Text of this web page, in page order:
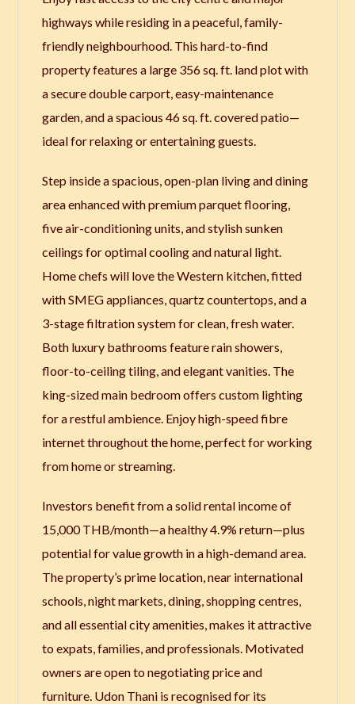
highways while residing in a peaceful, family-
friendly neighbourhood. This hard-to-find
property features a large 356 sq. ft. land plot with
a secure double carport, easy-maintenance
garden, and a spacious 46 sq. ft. covered patio—
ideal for relaxing or entertaining guests.
Step inside a spacious, open-plan living and dining
area enhanced with premium parquet flooring,
five air-conditioning units, and stylish sunken
ceilings for optimal cooling and natural light.
Home chefs will love the Western kitchen, fitted
with SMEG appliances, quartz countertops, and a
3-stage filtration system for clean, fresh water.
Both luxury bathrooms feature rain showers,
floor-to-ceiling tiling, and elegant vanities. The
king-sized main bedroom offers custom lighting
for a restful ambience. Enjoy high-speed fibre
internet throughout the home, perfect for working
from home or streaming.
Investors benefit from a solid rental income of
15,000 THB/month—a healthy 4.9% return—plus
potential for value growth in a high-demand area.
The property’s prime location, near international
schools, night markets, dining, shopping centres,
and all essential city amenities, makes it attractive
to expats, families, and professionals. Motivated
owners are open to negotiating price and
furniture. Udon Thani is recognised for its